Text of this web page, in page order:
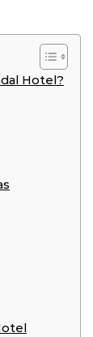
Hotel?